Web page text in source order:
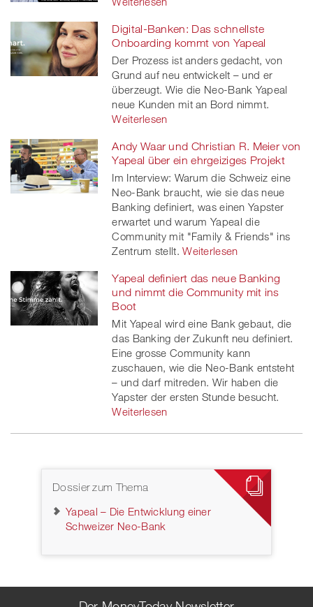
Digital-Banken: Das schnellste
Onboarding kommt von Yapeal
Der Prozess ist anders gedacht, von
Grund auf neu entwickelt – und er
überzeugt. Wie die Neo-Bank Yapeal
neue Kunden mit an Bord nimmt.
Weiterlesen
Andy Waar und Christian R. Meier von
Yapeal über ein ehrgeiziges Projekt
Im Interview: Warum die Schweiz eine
Neo-Bank braucht, wie sie das neue
Banking definiert, was einen Yapster
erwartet und warum Yapeal die
Community mit "Family & Friends" ins
Zentrum stellt. Weiterlesen
Yapeal definiert das neue Banking
und nimmt die Community mit ins
Boot
Mit Yapeal wird eine Bank gebaut, die
das Banking der Zukunft neu definiert.
Eine grosse Community kann
zuschauen, wie die Neo-Bank entsteht
– und darf mitreden. Wir haben die
Yapster der ersten Stunde besucht.
Weiterlesen
Dossier zum Thema
Yapeal – Die Entwicklung einer
Schweizer Neo-Bank